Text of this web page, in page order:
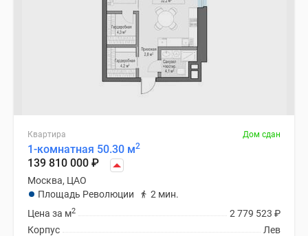
Квартира Дом сдан
1-комнатная 50.30 м2
139 810 000 ₽
Москва, ЦАО
Площадь Революции
2 мин.
2 779 523 ₽
Цена за м2
Лев
Корпус